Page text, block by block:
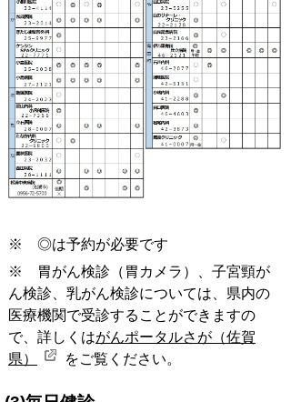
※ ◎は予約が必要です
※ 胃がん検診（胃カメラ）、子宮頸が
ん検診、乳がん検診については、県内の
医療機関で受診することができますの
で、詳しくはがんポータルさが（佐賀
県）
をご覧ください。